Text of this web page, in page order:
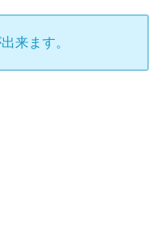
来ます。